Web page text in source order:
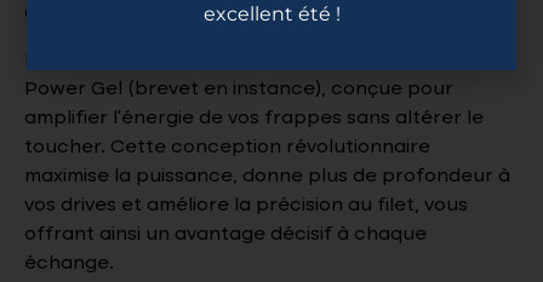
Gel énergétique : couche d’énergie explosive
Power Gel (brevet en instance), conçue pour
amplifier l’énergie de vos frappes sans altérer le
toucher. Cette conception révolutionnaire
maximise la puissance, donne plus de profondeur à
vos drives et améliore la précision au filet, vous
offrant ainsi un avantage décisif à chaque
échange.
excellent été !